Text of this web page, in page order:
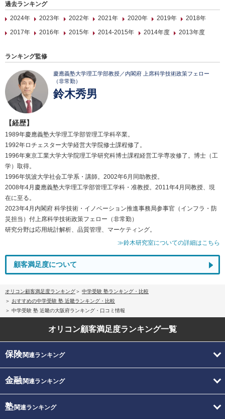
過去ランキング
2024年
2023年 2022年 2021年 2020年 2019年
2018年
2017年
2016年 2015年 2014-2015年 2014年度 2013年度
ランキング監修
慶應義塾大学理工学部教授／内閣府 上席科学技術政策フェロー
（非常勤）
鈴木秀男
【経歴】
1989年慶應義塾大学理工学部管理工学科卒業。
1992年ロチェスター大学経営大学院修士課程修了。
1996年東京工業大学大学院理工学研究科博士課程経営工学専攻修了。博士（工
学）取得。
1996年筑波大学社会工学系・講師。2002年6月同助教授。
2008年4月慶應義塾大学理工学部管理工学科・准教授。2011年4月同教授、現
在に至る。
2023年4月内閣府 科学技術・イノベーション推進事務局参事官（インフラ・防
災担当）付上席科学技術政策フェロー（非常勤）
研究分野は応用統計解析、品質管理、マーケティング。
≫鈴木研究室についての詳細はこちら
顧客満足度について
オリコン顧客満足度ランキング
中学受験 塾ランキング・比較
おすすめの中学受験 塾 近畿ランキング・比較
中学受験 塾 近畿の大阪府ランキング・口コミ情報
オリコン顧客満足度ランキング一覧
保険関連ランキング
金融関連ランキング
塾関連ランキング